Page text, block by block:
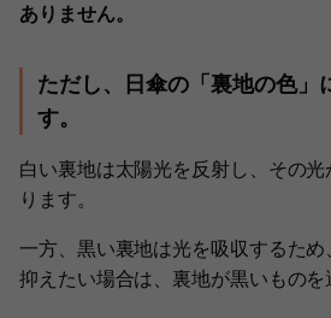
ありません。
ただし、日傘の「裏地の色」
す。
白い裏地は太陽光を反射し、その
ります。
一方、黒い裏地は光を吸収するた
抑えたい場合は、裏地が黒いものを